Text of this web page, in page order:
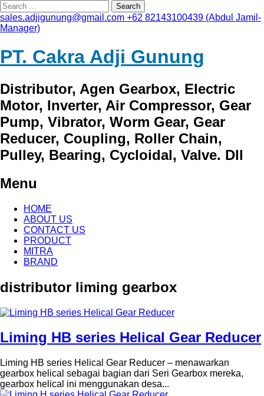
Search
for:
sales.adjigunung@gmail.com +62 82143100439 (Abdul Jamil-
Manager)
PT. Cakra Adji Gunung
Distributor, Agen Gearbox, Electric
Motor, Inverter, Air Compressor, Gear
Pump, Vibrator, Worm Gear, Gear
Reducer, Coupling, Roller Chain,
Pulley, Bearing, Cycloidal, Valve. Dll
Menu
Skip
content
HOME
ABOUT US
CONTACT US
PRODUCT
MITRA
BRAND
distributor liming gearbox
Liming HB series Helical Gear Reducer
Liming HB series Helical Gear Reducer – menawarkan
gearbox helical sebagai bagian dari Seri Gearbox mereka,
gearbox helical ini menggunakan desa...